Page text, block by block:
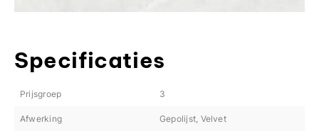
Specificaties
Prijsgroep 3
Afwerking Gepolijst, Velvet